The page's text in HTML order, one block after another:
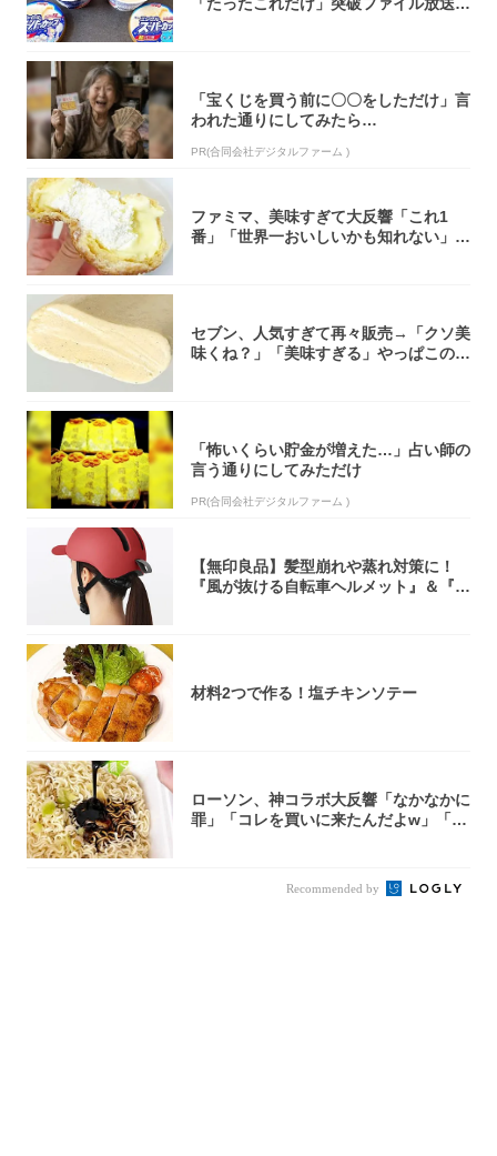
「宝くじを買う前に〇〇をしただけ」言
われた通りにしてみたら…
PR(合同会社デジタルファーム )
ファミマ、美味すぎて大反響「これ1
番」「世界一おいしいかも知れない」
セブン、人気すぎて再々販売→「クソ美
味くね？」「美味すぎる」やっぱこのク
「怖いくらい貯金が増えた…」占い師の
言う通りにしてみただけ
PR(合同会社デジタルファーム )
【無印良品】髪型崩れや蒸れ対策に！
『風が抜ける自転車ヘルメット』＆『2
材料2つで作る！塩チキンソテー
ローソン、神コラボ大反響「なかなかに
罪」「コレを買いに来たんだよw」「３
Recommended by